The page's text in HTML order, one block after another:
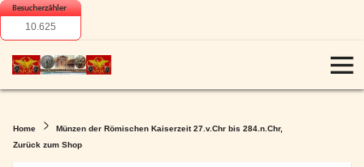
10.625
Home
Münzen der Römischen Kaiserzeit 27.v.Chr bis 284.n.Chr,
Zurück zum Shop